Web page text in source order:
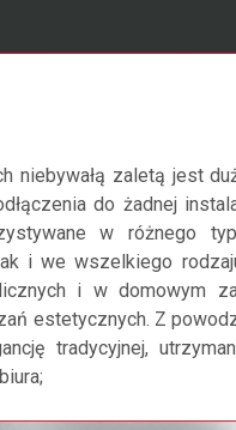
niebywałą zaletą jest
do żadnej
w różnego
i we wszelkiego
i w domowym
estetycznych. Z
tradycyjnej,